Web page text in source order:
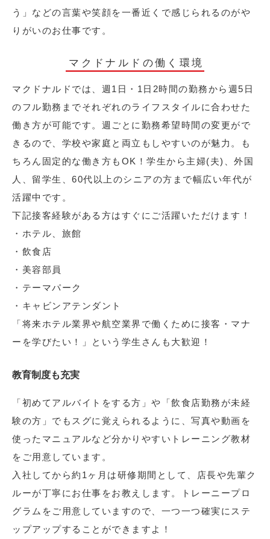
う」などの言葉や笑顔を一番近くで感じられるのがや
りがいのお仕事です。
マクドナルドの働く環境
マクドナルドでは、週1日・1日2時間の勤務から週5日
のフル勤務までそれぞれのライフスタイルに合わせた
働き方が可能です。週ごとに勤務希望時間の変更がで
きるので、学校や家庭と両立もしやすいのが魅力。も
ちろん固定的な働き方もOK！学生から主婦(夫)、外国
人、留学生、60代以上のシニアの方まで幅広い年代が
活躍中です。
下記接客経験がある方はすぐにご活躍いただけます！
・ホテル、旅館
・飲食店
・美容部員
・テーマパーク
・キャビンアテンダント
「将来ホテル業界や航空業界で働くために接客・マナ
ーを学びたい！」という学生さんも大歓迎！
教育制度も充実
「初めてアルバイトをする方」や「飲食店勤務が未経
験の方」でもスグに覚えられるように、写真や動画を
使ったマニュアルなど分かりやすいトレーニング教材
をご用意しています。
入社してから約1ヶ月は研修期間として、店長や先輩ク
ルーが丁寧にお仕事をお教えします。トレーニープロ
グラムをご用意していますので、一つ一つ確実にステ
ップアップすることができますよ！